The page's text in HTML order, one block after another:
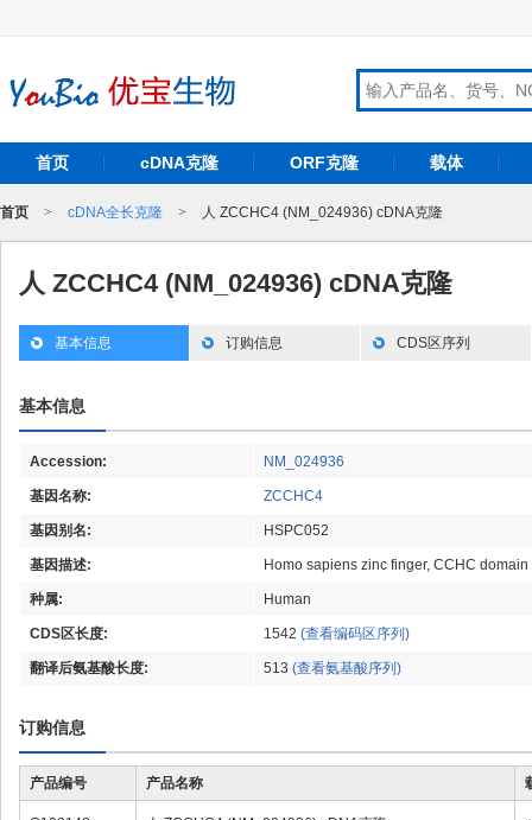
首页 cDNA克隆 ORF克隆 载体
首页 > cDNA全长克隆 > 人 ZCCHC4 (NM_024936) cDNA克隆
人 ZCCHC4 (NM_024936) cDNA克隆
基本信息 订购信息 CDS区序列
基本信息
Accession: NM_024936
基因名称: ZCCHC4
基因别名: HSPC052
基因描述: Homo sapiens zinc finger, CCHC
种属: Human
CDS区长度: 1542 (查看编码区序列)
翻译后氨基酸长度: 513 (查看氨基酸序列)
订购信息
产品编号 产品名称